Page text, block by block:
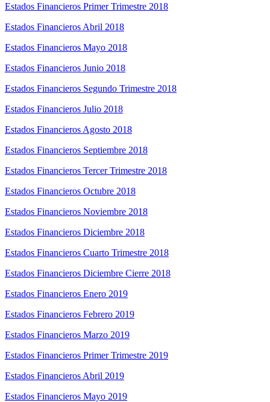
Estados Financieros Primer Trimestre 2018
Estados Financieros Abril 2018
Estados Financieros Mayo 2018
Estados Financieros Junio 2018
Estados Financieros Segundo Trimestre 2018
Estados Financieros Julio 2018
Estados Financieros Agosto 2018
Estados Financieros Septiembre 2018
Estados Financieros Tercer Trimestre 2018
Estados Financieros Octubre 2018
Estados Financieros Noviembre 2018
Estados Financieros Diciembre 2018
Estados Financieros Cuarto Trimestre 2018
Estados Financieros Diciembre Cierre 2018
Estados Financieros Enero 2019
Estados Financieros Febrero 2019
Estados Financieros Marzo 2019
Estados Financieros Primer Trimestre 2019
Estados Financieros Abril 2019
Estados Financieros Mayo 2019